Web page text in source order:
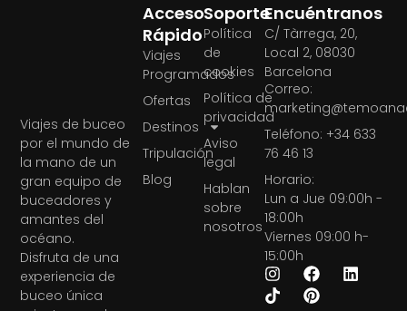
Viajes de buceo
por el mundo de
la mano de un
gran equipo de
buceadores y
amantes del
océano.
Disfruta de una
experiencia de
buceo única
Soporte
Política
de
cookies
Política de
privacidad
Aviso
legal
Hablan
sobre
nosotros
Acceso
Rápido
Viajes
Programados
Ofertas
Destinos
Tripulación
Blog
Encuéntranos
C/ Tàrrega, 20,
Local 2, 08030
Barcelona
Correo:
Teléfono: +34 633
76 46 13
Horario:
Lun a Jue 09:00h -
18:00h
Viernes 09:00 h-
15:00h